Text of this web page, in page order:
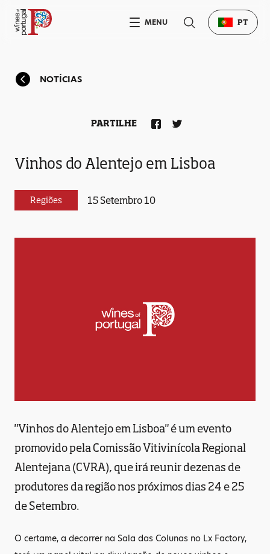
NOTÍCIAS
Vinhos do Alentejo em Lisboa
Regiões 15 Setembro 10
PARTILHE
"Vinhos do Alentejo em Lisboa" é um evento
promovido pela Comissão Vitivinícola Regional
Alentejana (CVRA), que irá reunir dezenas de
produtores da região nos próximos dias 24 e 25
de Setembro.
O certame, a decorrer na Sala das Colunas no Lx Factory,
MENU PT